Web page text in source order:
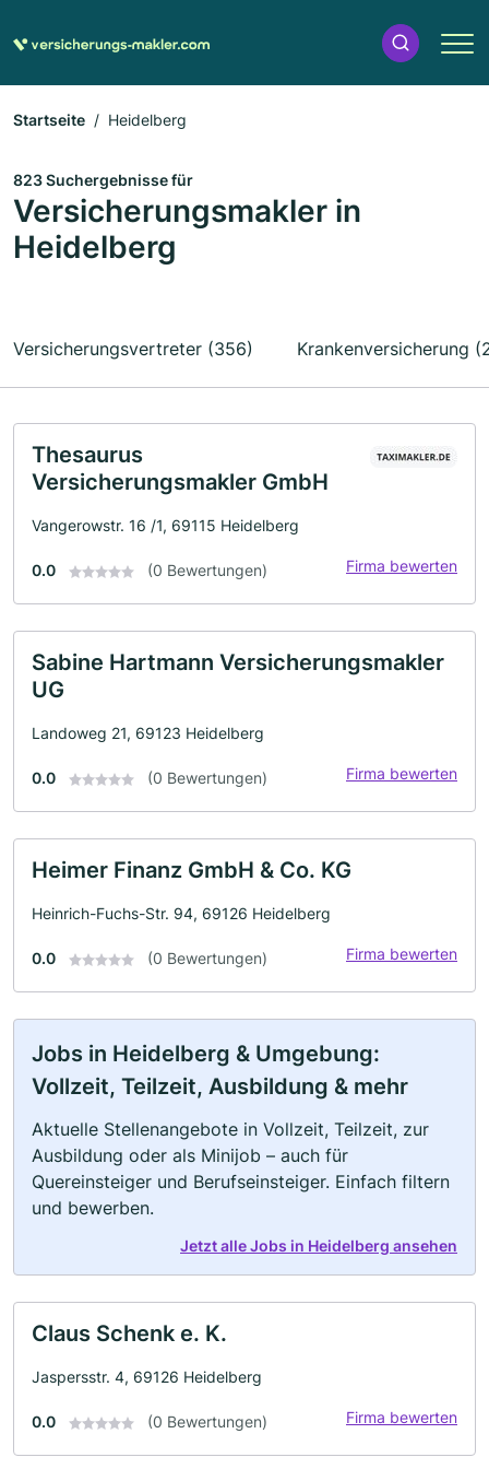
Startseite Heidelberg
823 Suchergebnisse für
Versicherungsmakler in
Heidelberg
Versicherungsvertreter (356) Krankenversicherung
Thesaurus
Versicherungsmakler GmbH
Vangerowstr. 16 /1, 69115 Heidelberg
0.0 (0 Bewertungen) Firma bewerten
Sabine Hartmann Versicherungsmakler
UG
Landoweg 21, 69123 Heidelberg
0.0 (0 Bewertungen) Firma bewerten
Heimer Finanz GmbH & Co. KG
Heinrich-Fuchs-Str. 94, 69126 Heidelberg
0.0 (0 Bewertungen) Firma bewerten
Jobs in Heidelberg & Umgebung:
Vollzeit, Teilzeit, Ausbildung & mehr
Aktuelle Stellenangebote in Vollzeit, Teilzeit, zur
Ausbildung oder als Minijob – auch für
Quereinsteiger und Berufseinsteiger. Einfach filtern
und bewerben.
Jetzt alle Jobs in Heidelberg ansehen
Claus Schenk e. K.
Jaspersstr. 4, 69126 Heidelberg
0.0 (0 Bewertungen) Firma bewerten